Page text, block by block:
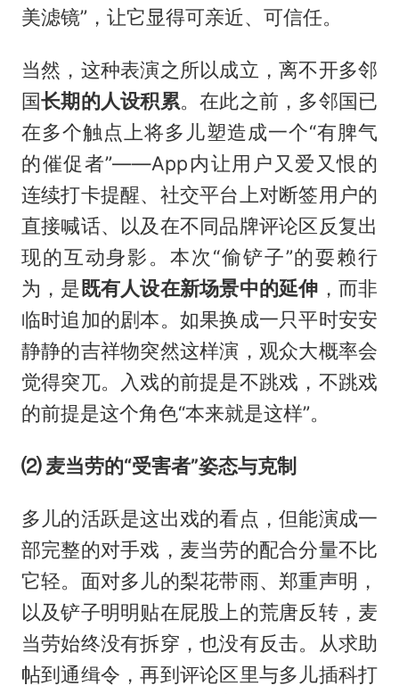
美滤镜”，让它显得可亲近、可信任。
当然，这种表演之所以成立，离不开多邻
国长期的人设积累。在此之前，多邻国已
在多个触点上将多儿塑造成一个“有脾气
的催促者”——App内让用户又爱又恨的
连续打卡提醒、社交平台上对断签用户的
直接喊话、以及在不同品牌评论区反复出
现的互动身影。本次“偷铲子”的耍赖行
为，是 既有人设在新场景中的延伸 ，而非
临时追加的剧本。如果换成一只平时安安
静静的吉祥物突然这样演，观众大概率会
觉得突兀。入戏的前提是不跳戏，不跳戏
的前提是这个角色“本来就是这样”。
⑵ 麦当劳的“受害者”姿态与克制
多儿的活跃是这出戏的看点，但能演成一
部完整的对手戏，麦当劳的配合分量不比
它轻。面对多儿的梨花带雨、郑重声明，
以及铲子明明贴在屁股上的荒唐反转，麦
当劳始终没有拆穿，也没有反击。从求助
帖到通缉令，再到评论区里与多儿插科打